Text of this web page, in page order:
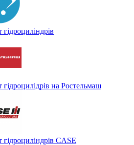
гідроцилідрів на Ростельмаш
гідроциліндрів CASE